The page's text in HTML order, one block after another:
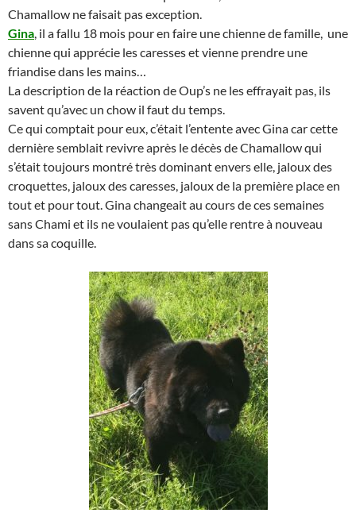
Chamallow ne faisait pas exception.
Gina, il a fallu 18 mois pour en faire une chienne de famille, une
chienne qui apprécie les caresses et vienne prendre une
friandise dans les mains…
La description de la réaction de Oup’s ne les effrayait pas, ils
savent qu’avec un chow il faut du temps.
Ce qui comptait pour eux, c’était l’entente avec Gina car cette
dernière semblait revivre après le décès de Chamallow qui
s’était toujours montré très dominant envers elle, jaloux des
croquettes, jaloux des caresses, jaloux de la première place en
tout et pour tout. Gina changeait au cours de ces semaines
sans Chami et ils ne voulaient pas qu’elle rentre à nouveau
dans sa coquille.